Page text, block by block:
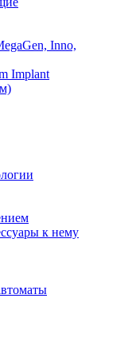
Inno,
Implant
к нему